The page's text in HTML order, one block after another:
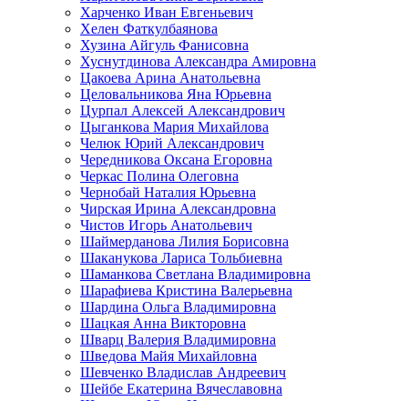
Харченко Иван Евгеньевич
Хелен Фаткулбаянова
Хузина Айгуль Фанисовна
Хуснутдинова Александра Амировна
Цакоева Арина Анатольевна
Целовальникова Яна Юрьевна
Цурпал Алексей Александрович
Цыганкова Мария Михайлова
Челюк Юрий Александрович
Чередникова Оксана Егоровна
Черкас Полина Олеговна
Чернобай Наталия Юрьевна
Чирская Ирина Александровна
Чистов Игорь Анатольевич
Шаймерданова Лилия Борисовна
Шаканукова Лариса Тольбиевна
Шаманкова Светлана Владимировна
Шарафиева Кристина Валерьевна
Шардина Ольга Владимировна
Шацкая Анна Викторовна
Шварц Валерия Владимировна
Шведова Майя Михайловна
Шевченко Владислав Андреевич
Шейбе Екатерина Вячеславовна